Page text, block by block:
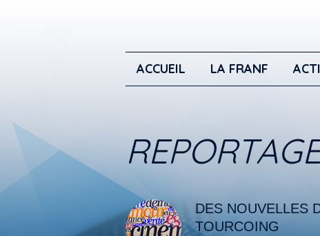
ACCUEIL LA FRANF
DES NOUVELLES
TOURCOING